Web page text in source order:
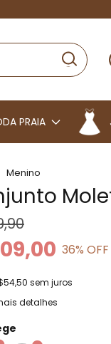
PRAIA
Menino
36% OFF
sem juros
detalhes